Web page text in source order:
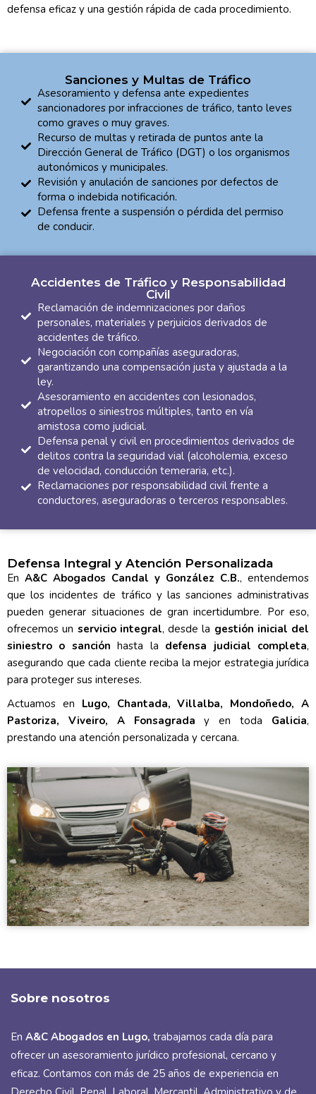
defensa eficaz y una gestión rápida de cada procedimiento.
Sanciones y Multas de Tráfico
Asesoramiento y defensa ante expedientes
sancionadores por infracciones de tráfico, tanto leves
como graves o muy graves.
Recurso de multas y retirada de puntos ante la
Dirección General de Tráfico (DGT) o los organismos
autonómicos y municipales.
Revisión y anulación de sanciones por defectos de
forma o indebida notificación.
Defensa frente a suspensión o pérdida del permiso
de conducir.
Accidentes de Tráfico y Responsabilidad
Civil
Reclamación de indemnizaciones por daños
personales, materiales y perjuicios derivados de
accidentes de tráfico.
Negociación con compañías aseguradoras,
garantizando una compensación justa y ajustada a la
ley.
Asesoramiento en accidentes con lesionados,
atropellos o siniestros múltiples, tanto en vía
amistosa como judicial.
Defensa penal y civil en procedimientos derivados de
delitos contra la seguridad vial (alcoholemia, exceso
de velocidad, conducción temeraria, etc.).
Reclamaciones por responsabilidad civil frente a
conductores, aseguradoras o terceros responsables.
Defensa Integral y Atención Personalizada
En A&C Abogados Candal y González C.B., entendemos
que los incidentes de tráfico y las sanciones administrativas
pueden generar situaciones de gran incertidumbre. Por eso,
ofrecemos un servicio integral, desde la gestión inicial del
siniestro o sanción hasta la defensa judicial completa,
asegurando que cada cliente reciba la mejor estrategia jurídica
para proteger sus intereses.
Actuamos en Lugo, Chantada, Villalba, Mondoñedo, A
Pastoriza, Viveiro, A Fonsagrada y en toda Galicia,
prestando una atención personalizada y cercana.
Sobre nosotros
En A&C Abogados en Lugo, trabajamos cada día para
ofrecer un asesoramiento jurídico profesional, cercano y
eficaz. Contamos con más de 25 años de experiencia en